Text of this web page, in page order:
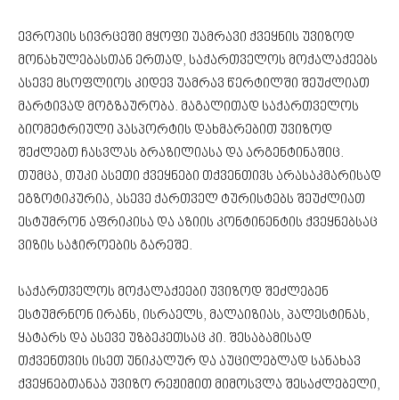
ევროპის სივრცეში მყოფი უამრავი ქვეყნის უვიზოდ
მონახულებასთან ერთად, საქართველოს მოქალაქეებს
ასევე მსოფლიოს კიდევ უამრავ წერტილში შეუძლიათ
მარტივად მოგზაურობა. მაგალითად საქართველოს
ბიომეტრიული პასპორტის დახმარებით უვიზოდ
შეძლებთ ჩასვლას ბრაზილიასა და არგენტინაშიც.
თუმცა, თუკი ასეთი ქვეყნები თქვენთივს არასაკმარისად
ეგზოტიკურია, ასევე ქართველ ტურისტებს შეუძლიათ
ესტუმრონ აფრიკისა და აზიის კონტინენტის ქვეყნებსაც
ვიზის საჭიროების გარეშე.
საქართველოს მოქალაქეები უვიზოდ შეძლებენ
ესტუმრნონ ირანს, ისრაელს, მალაიზიას, პალესტინას,
ყატარს და ასევე უზბეკეთსაც კი. შესაბამისად
თქვენთვის ისეთ უნიკალურ და აუცილებლად სანახავ
ქვეყნებთანაა უვიზო რეჟიმით მიმოსვლა შესაძლებელი,